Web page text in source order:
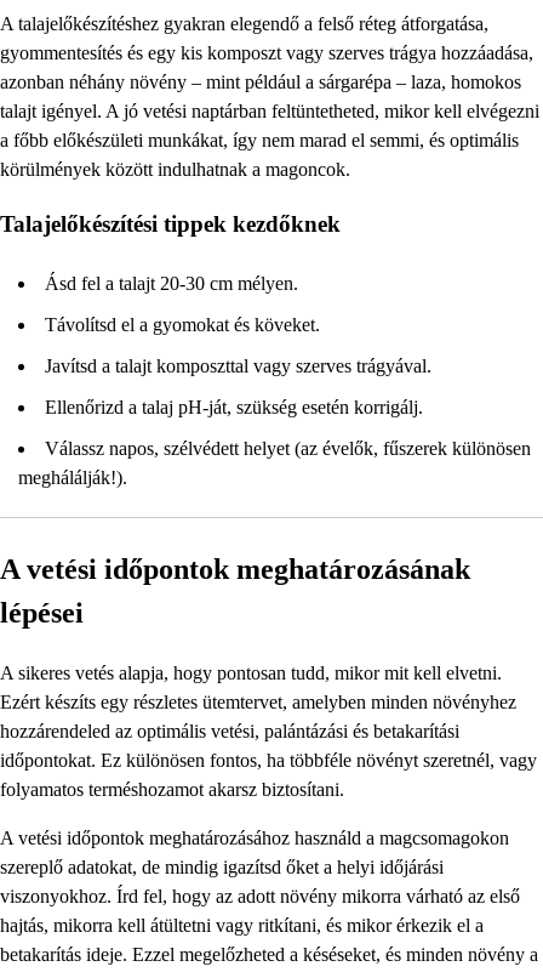
A talajelőkészítéshez gyakran elegendő a felső réteg átforgatása,
gyommentesítés és egy kis komposzt vagy szerves trágya hozzáadása,
azonban néhány növény – mint például a sárgarépa – laza, homokos
talajt igényel. A jó vetési naptárban feltüntetheted, mikor kell elvégezni
a főbb előkészületi munkákat, így nem marad el semmi, és optimális
körülmények között indulhatnak a magoncok.
Talajelőkészítési tippek kezdőknek
Ásd fel a talajt 20-30 cm mélyen.
Távolítsd el a gyomokat és köveket.
Javítsd a talajt komposzttal vagy szerves trágyával.
Ellenőrizd a talaj pH-ját, szükség esetén korrigálj.
Válassz napos, szélvédett helyet (az évelők, fűszerek különösen
meghálálják!).
A vetési időpontok meghatározásának
lépései
A sikeres vetés alapja, hogy pontosan tudd, mikor mit kell elvetni.
Ezért készíts egy részletes ütemtervet, amelyben minden növényhez
hozzárendeled az optimális vetési, palántázási és betakarítási
időpontokat. Ez különösen fontos, ha többféle növényt szeretnél, vagy
folyamatos terméshozamot akarsz biztosítani.
A vetési időpontok meghatározásához használd a magcsomagokon
szereplő adatokat, de mindig igazítsd őket a helyi időjárási
viszonyokhoz. Írd fel, hogy az adott növény mikorra várható az első
hajtás, mikorra kell átültetni vagy ritkítani, és mikor érkezik el a
betakarítás ideje. Ezzel megelőzheted a késéseket, és minden növény a